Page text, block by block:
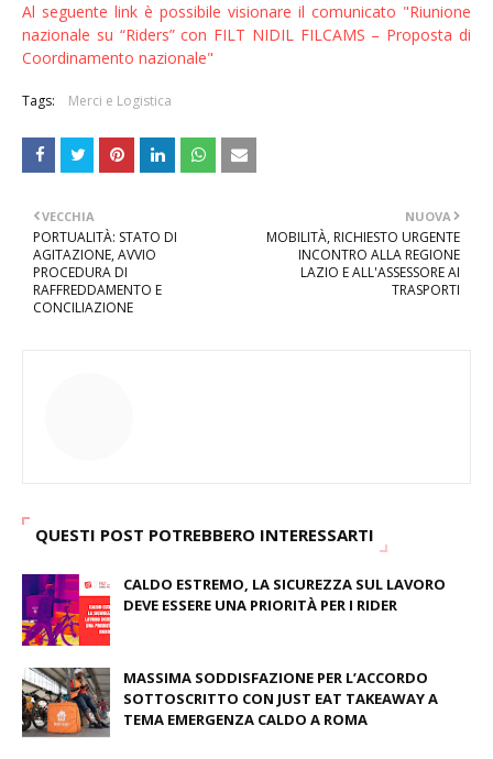
Al seguente link è possibile visionare il comunicato "Riunione
nazionale su “Riders” con FILT NIDIL FILCAMS – Proposta di
Coordinamento nazionale"
Tags: Merci e Logistica
NUOVA
MOBILITÀ, RICHIESTO URGENTE
INCONTRO ALLA REGIONE
LAZIO E ALL'ASSESSORE AI
TRASPORTI
VECCHIA
PORTUALITÀ: STATO DI
AGITAZIONE, AVVIO
PROCEDURA DI
RAFFREDDAMENTO E
CONCILIAZIONE
QUESTI POST POTREBBERO INTERESSARTI
CALDO ESTREMO, LA SICUREZZA SUL LAVORO
DEVE ESSERE UNA PRIORITÀ PER I RIDER
MASSIMA SODDISFAZIONE PER L’ACCORDO
SOTTOSCRITTO CON JUST EAT TAKEAWAY A
TEMA EMERGENZA CALDO A ROMA